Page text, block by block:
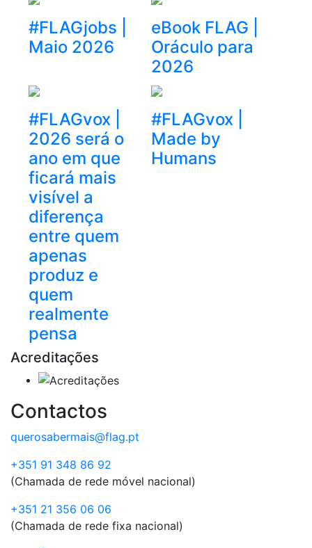
#FLAGjobs |
Maio 2026
eBook FLAG |
Oráculo para
2026
#FLAGvox |
2026 será o
ano em que
ficará mais
visível a
diferença
entre quem
apenas
produz e
quem
realmente
pensa
#FLAGvox |
Made by
Humans
Acreditações
Contactos
querosabermais@flag.pt
+351 91 348 86 92
(Chamada de rede móvel nacional)
+351 21 356 06 06
(Chamada de rede fixa nacional)